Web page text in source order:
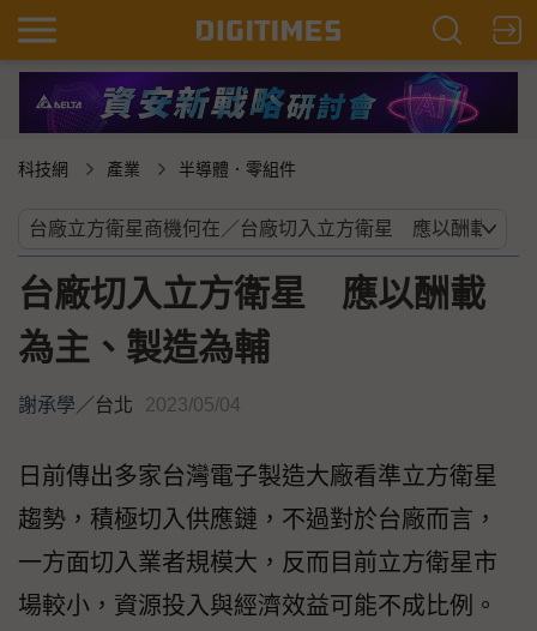
科技網 產業 半導體．零組件
台廠切入立方衛星 應以酬載
為主、製造為輔
謝承學／台北 2023/05/04
日前傳出多家台灣電子製造大廠看準立方衛星
趨勢，積極切入供應鏈，不過對於台廠而言，
一方面切入業者規模大，反而目前立方衛星市
場較小，資源投入與經濟效益可能不成比例。